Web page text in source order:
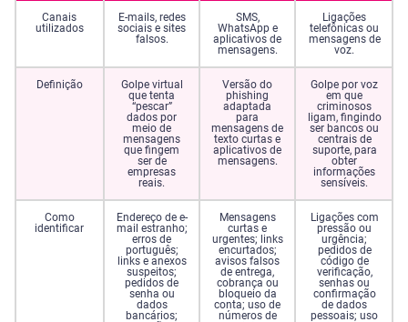
Canais
utilizados
E-mails, redes
sociais e sites
falsos.
SMS,
WhatsApp e
aplicativos de
mensagens.
Ligações
telefônicas ou
mensagens de
voz.
Definição
Golpe virtual
que tenta
“pescar”
dados por
meio de
mensagens
que fingem
ser de
empresas
reais.
Versão do
phishing
adaptada
para
mensagens de
texto curtas e
aplicativos de
mensagens.
Golpe por voz
em que
criminosos
ligam, fingindo
ser bancos ou
centrais de
suporte, para
obter
informações
sensíveis.
Como
identificar
Endereço de e-
mail estranho;
erros de
português;
links e anexos
suspeitos;
pedidos de
senha ou
dados
bancários;
Mensagens
curtas e
urgentes; links
encurtados;
avisos falsos
de entrega,
cobrança ou
bloqueio da
conta; uso de
números de
Ligações com
pressão ou
urgência;
pedidos de
código de
verificação,
senhas ou
confirmação
de dados
pessoais; uso